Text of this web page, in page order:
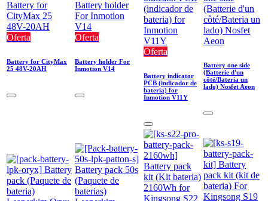
Oferta
Battery for CityMax
25 48V-20AH
Oferta
Battery holder For
Inmotion V14
Oferta
Battery indicator
PCB (indicador de
bateria) for
Inmotion V11Y
Battery one side
(Batterie d'un
côté/Bateria un
lado) Nosfet Aeon